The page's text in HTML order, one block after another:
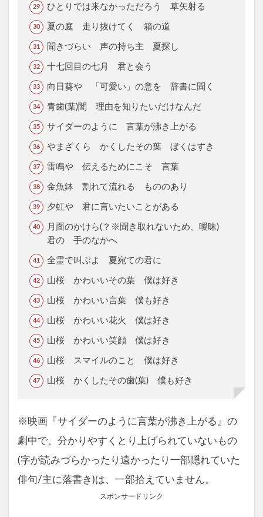
ひとりでは来なかっただろう 草矢射る
夏の庭 走り抜けてく 箱の道
聞きづらい 声の持ち主 夏探し
十七回目の七月 君と会う
向日葵や 「可愛い」の意を 辞書に聞く
青歯(葉)闇 理由を知りたいだけなんだ
サイダーのように 言葉が沸き上がる
やまざくら かくしたその葉 ぼくはすき
雷鳴や 伝えるためにこそ 言葉
金魚鉢 割れて流れる もののあり
夕虹や 君に言いたいことがある
月面のかけら(？※聞き取れないため、曖昧)
君の 手のなかへ
全霊で叫ぶよ 夏宛ての君に
山桜 かわいいその葉 僕は好き
山桜 かわいい言葉 僕も好き
山桜 かわいい花火 僕は好き
山桜 かわいい笑顔 僕は好き
山桜 スマイルのこと 僕は好き
山桜 かくしたその歯(葉) 僕も好き
※映画『サイダーのように言葉が沸き上がる』の
劇中で、分かりやすくとり上げられていないもの
(字が読みづらかったり遠かったり一部隠れていた
俳句/主に落書き)は、一部拾えていません。
スポンサードリンク